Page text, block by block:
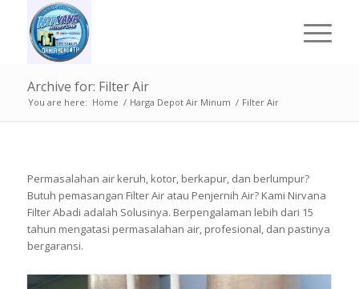
Archive for: Filter Air
You are here: Home / Harga Depot Air Minum / Filter Air
Permasalahan air keruh, kotor, berkapur, dan berlumpur?
Butuh pemasangan Filter Air atau Penjernih Air? Kami Nirvana
Filter Abadi adalah Solusinya. Berpengalaman lebih dari 15
tahun mengatasi permasalahan air, profesional, dan pastinya
bergaransi.